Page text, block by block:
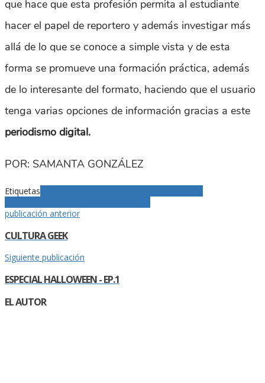
que hace que esta profesión permita al estudiante
hacer el papel de reportero y además investigar más
allá de lo que se conoce a simple vista y de esta
forma se promueve una formación práctica, además
de lo interesante del formato, haciendo que el usuario
tenga varias opciones de información gracias a este
periodismo digital.
POR: SAMANTA GONZÁLEZ
Etiquetas
publicación anterior
CULTURA GEEK
Siguiente publicación
ESPECIAL HALLOWEEN - EP.1
EL AUTOR